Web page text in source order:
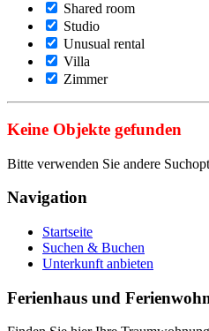
Shared room
Studio
Unusual rental
Villa
Zimmer
Keine Objekte gefunden
Bitte verwenden Sie andere
Navigation
Startseite
Suchen & Buchen
Unterkunft anbieten
Ferienhaus und